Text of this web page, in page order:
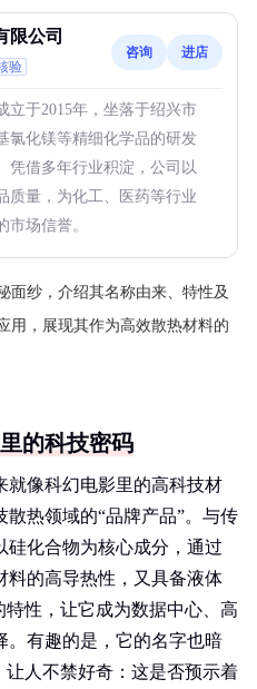
限公司
验
咨询 进店
立于2015年，坐落于绍兴市
氯化镁等精细化学品的研发
凭借多年行业积淀，公司以
质量，为化工、医药等行业
场信誉。
面纱，介绍其名称由来、特性及
用，展现其作为高效散热材料的
的科技密码
就像科幻电影里的高科技材
热领域的“品牌产品”。与传
硅化合物为核心成分，通过
料的高导热性，又具备液体
特性，让它成为数据中心、高
。有趣的是，它的名字也暗
让人不禁好奇：这是否预示着